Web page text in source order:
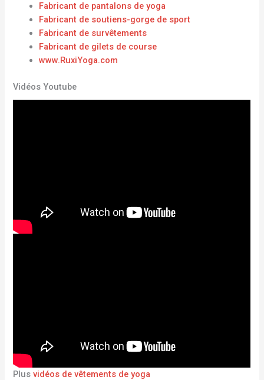
Fabricant de pantalons de yoga
Fabricant de soutiens-gorge de sport
Fabricant de survêtements
Fabricant de gilets de course
www.RuxiYoga.com
Vidéos Youtube
Plusvidéos de vêtements de yoga